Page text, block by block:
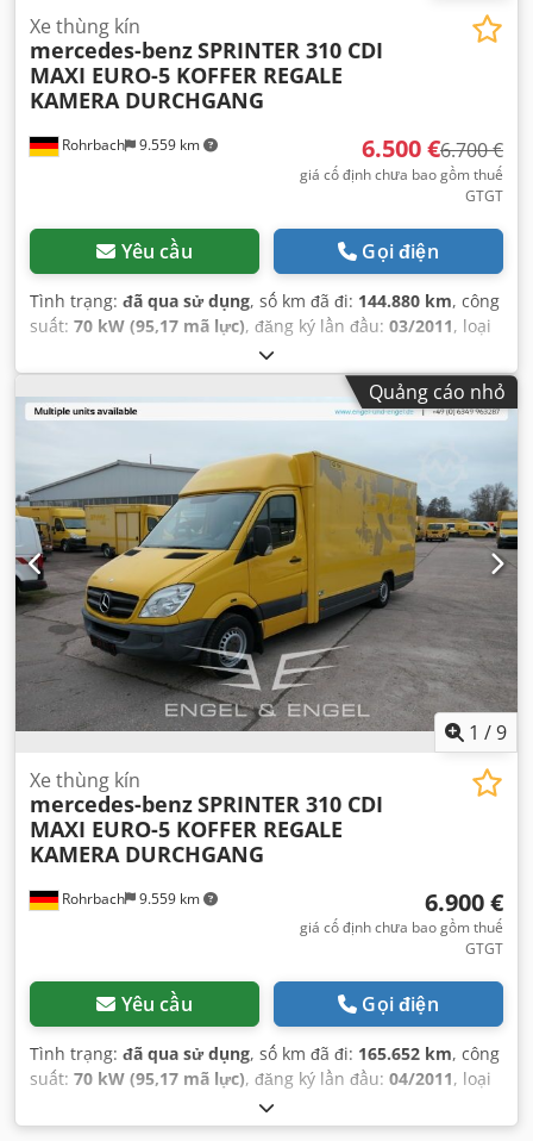
Rohrbach 9.559 km
Xe thùng kín
mercedes-benzSPRINTER 310 CDI
MAXI EURO-5 KOFFER REGALE
KAMERA DURCHGANG
6.500 €6.700 €
giá cố định chưa bao gồm thuế
GTGT
Yêu cầu Gọi điện
Tình trạng: đã qua sử dụng, số km đã đi: 144.880 km, công
suất: 70 kW (95,17 mã lực), đăng ký lần đầu: 03/2011, loại
, trọng lượng không tải:
lượng tải tối đa:950 kg, trọng lượng tổng cộng:3.500 kg,
cấu hình trục:4x2, chiều dài cơ sở: 4.325 mm, nhiên liệu:
diesel, Phát thải CO₂:259 g/km, mức tiêu thụ nhiên liệu
11,1 lít/100 km
, mức tiêu thụ nhiên liệu (ngoài đô
thị):9,2 lít/100 km, mức tiêu thụ nhiên liệu (kết hợp):
lít/100 km, màu sắc:vàng, cabin lái: khác, loại truyền
động bánh răng:
tự động , hạng mục khí thải:Euro 5, hệ
thống treo:khác, số chỗ ngồi:2, tổng chiều dài:7.057 mm,
chiều dài không gian chứa hàng: 4.380 mm, chiều rộng
khoang hàng:2.000 mm, chiều cao khoang chứa hàng:
2.000 mm, Năm sản xuất:2011, chiều cao xây dựng:
mm, Thiết bị:ABS, chương trình cân bằng điện tử (ESP),
hệ thống chống trộm (immobilizer), khóa trung tâm,
kiểm soát lực kéo, máy tính trên xe, túi khí ,
Quảng cáo nhỏ
1 /9
Rohrbach 9.559 km
Xe thùng kín
mercedes-benzSPRINTER 310 CDI
MAXI EURO-5 KOFFER REGALE
KAMERA DURCHGANG
6.900 €
giá cố định chưa bao gồm thuế
GTGT
Yêu cầu Gọi điện
Tình trạng: đã qua sử dụng, số km đã đi: 165.652 km, công
suất: 70 kW (95,17 mã lực), đăng ký lần đầu: 04/2011, loại
, trọng lượng không tải:
lượng tải tối đa:950 kg, trọng lượng tổng cộng:3.500 kg,